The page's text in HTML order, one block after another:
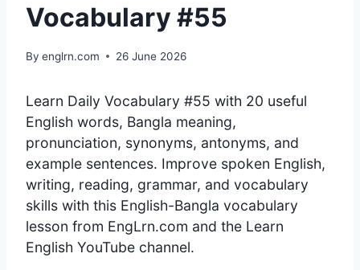
Vocabulary #55
By englrn.com 26 June 2026
Learn Daily Vocabulary #55 with 20 useful
English words, Bangla meaning,
pronunciation, synonyms, antonyms, and
example sentences. Improve spoken English,
writing, reading, grammar, and vocabulary
skills with this English-Bangla vocabulary
lesson from EngLrn.com and the Learn
English YouTube channel.